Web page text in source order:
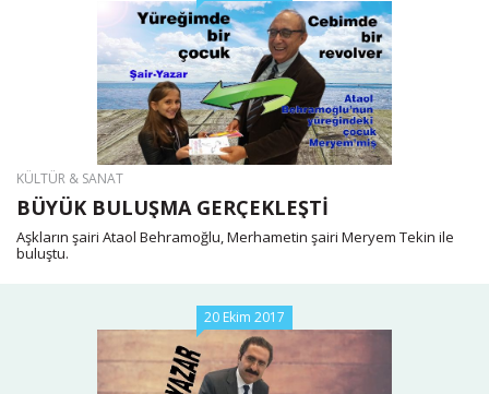
KÜLTÜR & SANAT
BÜYÜK BULUŞMA GERÇEKLEŞTİ
Aşkların şairi Ataol Behramoğlu, Merhametin şairi Meryem Tekin ile
buluştu.
20 Ekim 2017